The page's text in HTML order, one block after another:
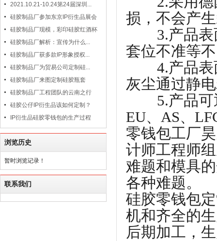
2021.10.21-10.24第24届深圳...
硅胶制品厂参加东京IP衍生品展会
硅胶制品厂现模，彩印硅胶红酒杯
硅胶制品厂解析：宣传为什么...
硅胶制品厂获多款IP形象授权...
硅胶制品厂为贸易公司定制硅...
硅胶制品厂来图定制硅胶瓶套
硅胶制品厂工程团队的云南之行
硅胶公仔IP衍生品该如何定制？
IP衍生品硅胶零钱包的生产过程
浏览历史
暂时浏览记录！
联系我们
损，不会产
3.产品表面
套位不准等
4.产品表面
灰尘通过静
5.产品
EU、AS、
零钱包工厂
计师工程师
难题和模具
各种难题。
硅胶零钱包
机和齐全的
后期加工，